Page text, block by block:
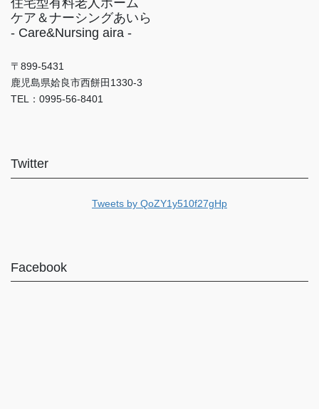
ケア＆ナーシングあいら
- Care&Nursing aira -
〒899-5431
鹿児島県姶良市西餅田1330-3
TEL：0995-56-8401
Twitter
Tweets by QoZY1y510f27gHp
Facebook